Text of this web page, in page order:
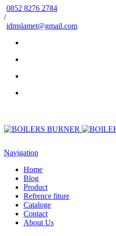
0852 8276 2784
/
idmslamet@gmail.com
Navigation
Home
Blog
Product
Refrence fiture
Cataloge
Contact
About Us